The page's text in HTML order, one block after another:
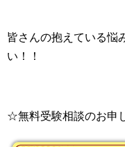
皆さんの抱えている悩
い！！
☆無料受験相談のお申